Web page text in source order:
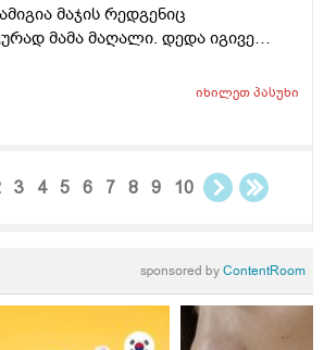
ანალიზი ნორმაში მაქვს.
მაჯის რედგენიც
მამა მაღალი. დედა იგივე
მომწეროთ რა გამოკვლრვებია
იხილეთპასუხი
3 4 5 6 7 8 9 10
sponsored byContentRoom